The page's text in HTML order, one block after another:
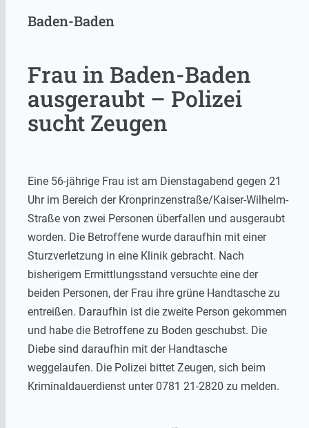
Baden-Baden
Frau in Baden-Baden
ausgeraubt – Polizei
sucht Zeugen
Eine 56-jährige Frau ist am Dienstagabend gegen 21
Uhr im Bereich der Kronprinzenstraße/Kaiser-Wilhelm-
Straße von zwei Personen überfallen und ausgeraubt
worden. Die Betroffene wurde daraufhin mit einer
Sturzverletzung in eine Klinik gebracht. Nach
bisherigem Ermittlungsstand versuchte eine der
beiden Personen, der Frau ihre grüne Handtasche zu
entreißen. Daraufhin ist die zweite Person gekommen
und habe die Betroffene zu Boden geschubst. Die
Diebe sind daraufhin mit der Handtasche
weggelaufen. Die Polizei bittet Zeugen, sich beim
Kriminaldauerdienst unter 0781 21-2820 zu melden.